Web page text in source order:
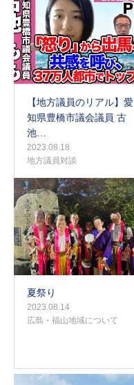
【地方議員のリアル】愛
知県豊橋市議会議員 古
池…
2023.08.18
地方議員対談
夏祭り
2023.08.14
広島・福山地域について